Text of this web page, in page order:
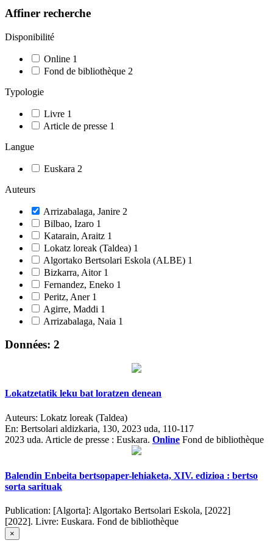
Affiner recherche
Disponibilité
Online 1
Fond de bibliothèque 2
Typologie
Livre 1
Article de presse 1
Langue
Euskara 2
Auteurs
Arrizabalaga, Janire 2
Bilbao, Izaro 1
Katarain, Araitz 1
Lokatz loreak (Taldea) 1
Algortako Bertsolari Eskola (ALBE) 1
Bizkarra, Aitor 1
Fernandez, Eneko 1
Peritz, Aner 1
Agirre, Maddi 1
Arrizabalaga, Naia 1
Données: 2
Lokatzetatik leku bat loratzen denean
Auteurs: Lokatz loreak (Taldea)
En: Bertsolari aldizkaria, 130, 2023 uda, 110-117
2023 uda. Article de presse : Euskara. Online Fond de bibliothèque
Balendin Enbeita bertsopaper-lehiaketa, XIV. edizioa : bertso
sorta sarituak
Publication: [Algorta]: Algortako Bertsolari Eskola, [2022]
[2022]. Livre: Euskara. Fond de bibliothèque
×